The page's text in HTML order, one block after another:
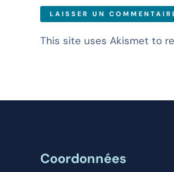
This site uses Akismet to
Coordonnées